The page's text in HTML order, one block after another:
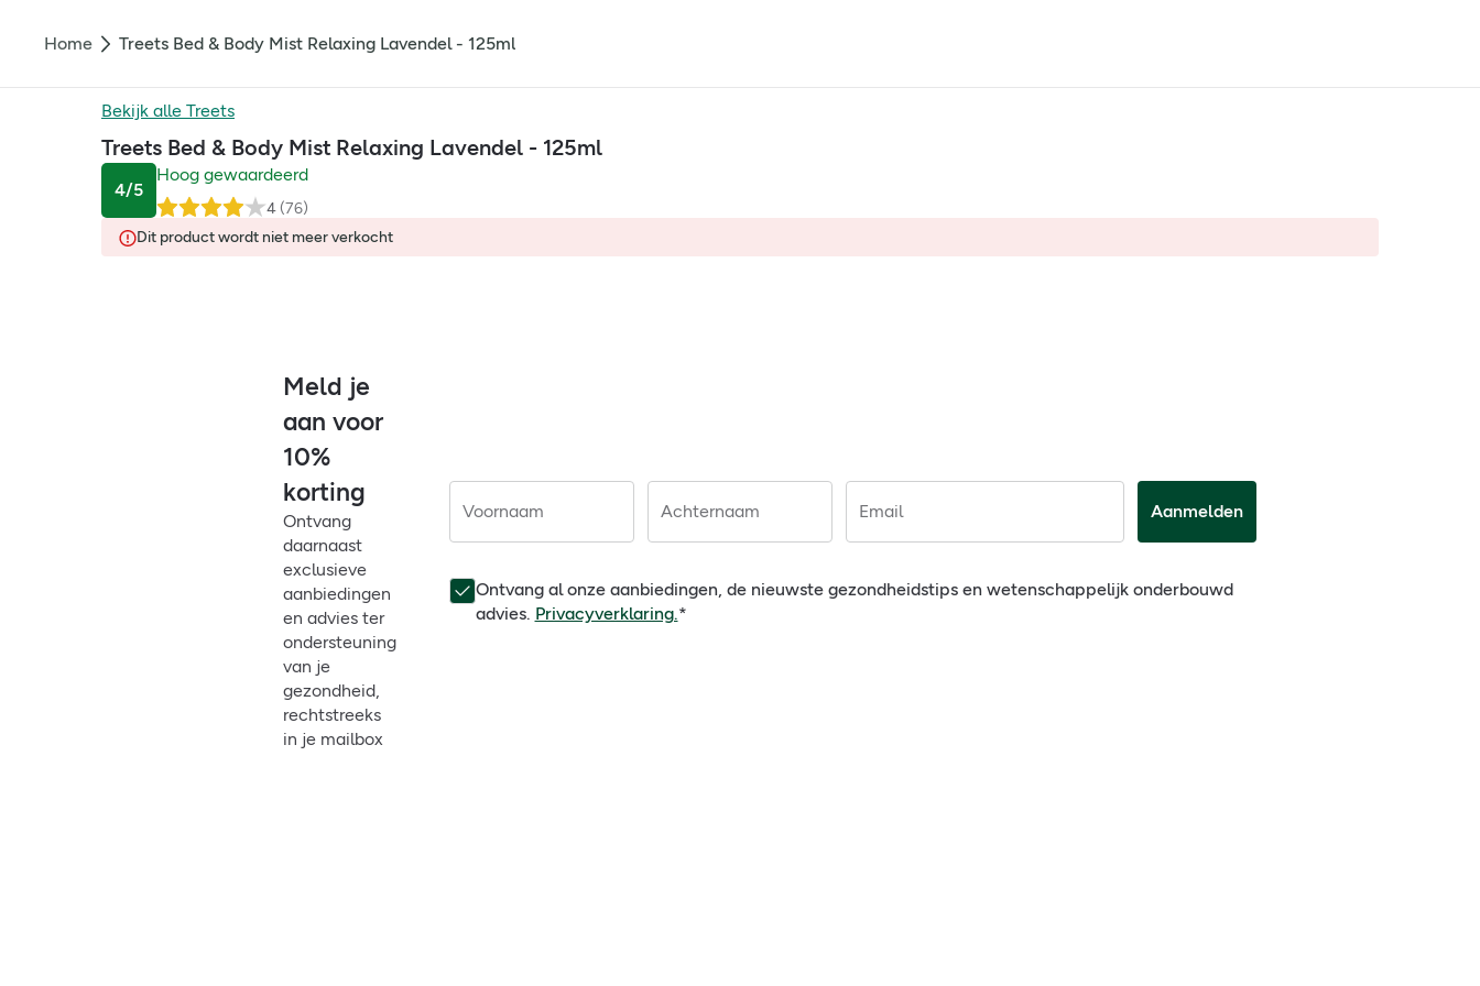
Home Treets Bed & Body Mist Relaxing Lavendel - 125ml
Bekijk alle Treets
Treets Bed & Body Mist Relaxing Lavendel - 125ml
4/5
Hoog gewaardeerd
4(76)
Dit product wordt niet meer verkocht
Meld je
aan voor
10%
korting
Ontvang
daarnaast
exclusieve
aanbiedingen
en advies ter
ondersteuning
van je
gezondheid,
rechtstreeks
in je mailbox
Voornaam Achternaam Email Aanmelden
Ontvang al onze aanbiedingen, de nieuwste gezondheidstips en wetenschappelijk onderbouwd
advies. Privacyverklaring.*